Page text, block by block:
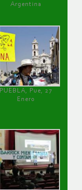
Argentina
PUEBLA, Pue, 27
Enero